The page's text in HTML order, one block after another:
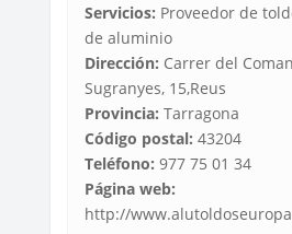
Servicios: Proveedor de
de aluminio
Dirección: Carrer del
Sugranyes, 15,Reus
Provincia: Tarragona
Código postal: 43204
Teléfono: 977 75 01 34
Página web:
http://